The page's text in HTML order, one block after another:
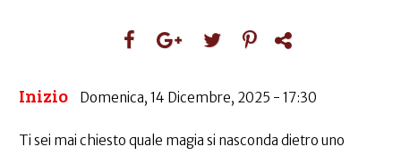
Inizio Domenica, 14 Dicembre, 2025 - 17:30
Ti sei mai chiesto quale magia si nasconda dietro uno